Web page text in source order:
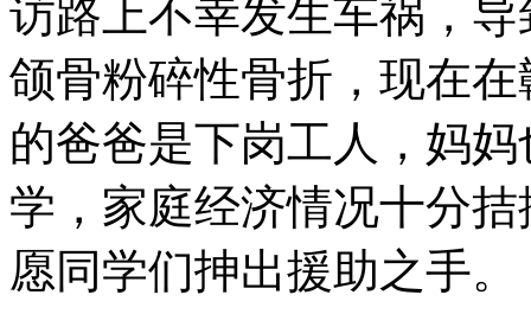
访路上不幸发生车祸，
颌骨粉碎性骨折，现在
的爸爸是下岗工人，妈
学，家庭经济情况十分
愿同学们抻出援助之手。